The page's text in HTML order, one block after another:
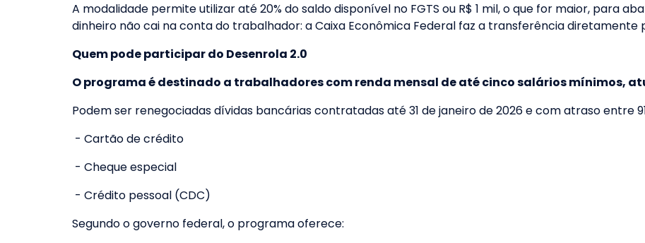
A modalidade permite utilizar até 20% do saldo disponível no FGTS ou R$ 1 mil, o que for maior, para
dinheiro não cai na conta do trabalhador: a Caixa Econômica Federal faz a transferência
Quem pode participar do Desenrola 2.0
O programa é destinado a trabalhadores com renda mensal de até cinco salários mínimos,
Podem ser renegociadas dívidas bancárias contratadas até 31 de janeiro de 2026 e com atraso entre
- Cartão de crédito
- Cheque especial
- Crédito pessoal (CDC)
Segundo o governo federal, o programa oferece: